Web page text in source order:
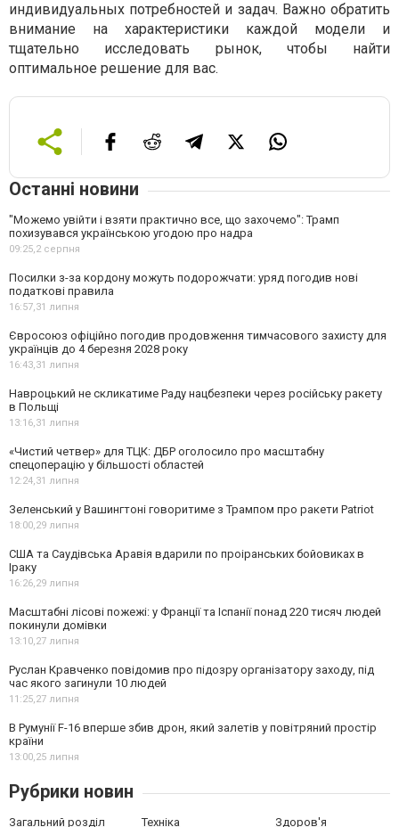
индивидуальных потребностей и задач. Важно обратить
внимание на характеристики каждой модели и
тщательно исследовать рынок, чтобы найти
оптимальное решение для вас.
Останні новини
"Можемо увійти і взяти практично все, що захочемо": Трамп
похизувався українською угодою про надра
09:25,2 серпня
Посилки з-за кордону можуть подорожчати: уряд погодив нові
податкові правила
16:57,31 липня
Євросоюз офіційно погодив продовження тимчасового захисту для
українців до 4 березня 2028 року
16:43,31 липня
Навроцький не скликатиме Раду нацбезпеки через російську ракету
в Польщі
13:16,31 липня
«Чистий четвер» для ТЦК: ДБР оголосило про масштабну
спецоперацію у більшості областей
12:24,31 липня
Зеленський у Вашингтоні говоритиме з Трампом про ракети Patriot
18:00,29 липня
США та Саудівська Аравія вдарили по проіранських бойовиках в
Іраку
16:26,29 липня
Масштабні лісові пожежі: у Франції та Іспанії понад 220 тисяч людей
покинули домівки
13:10,27 липня
Руслан Кравченко повідомив про підозру організатору заходу, під
час якого загинули 10 людей
11:25,27 липня
В Румунії F-16 вперше збив дрон, який залетів у повітряний простір
країни
13:00,25 липня
Рубрики новин
Загальний розділ Техніка Здоров'я